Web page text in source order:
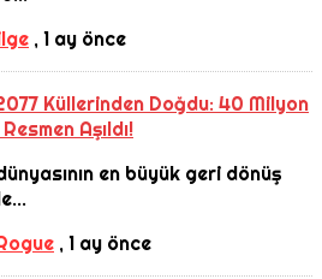
,1 ay önce
Küllerinden Doğdu: 40 Milyon
Aşıldı!
en büyük geri dönüş
,1 ay önce